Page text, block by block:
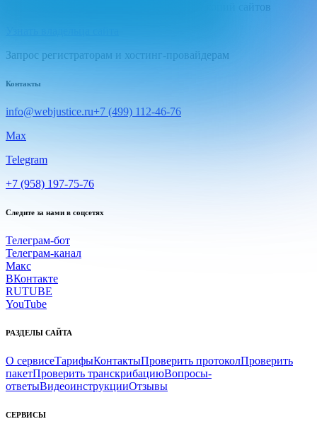
Бесплатный сервис по поиску архивных копий сайтов
Запрос регистраторам и хостинг-провайдерам
Контакты
info@webjustice.ru+7 (499) 112-46-76
Max
Telegram
+7 (958) 197-75-76
Следите за нами в соцсетях
Телеграм-бот
Телеграм-канал
Макс
ВКонтакте
RUTUBE
YouTube
РАЗДЕЛЫ САЙТА
О сервисеТарифыКонтактыПроверить протоколПроверить
пакетПроверить транскрибациюВопросы-
ответыВидеоинструкцииОтзывы
СЕРВИСЫ